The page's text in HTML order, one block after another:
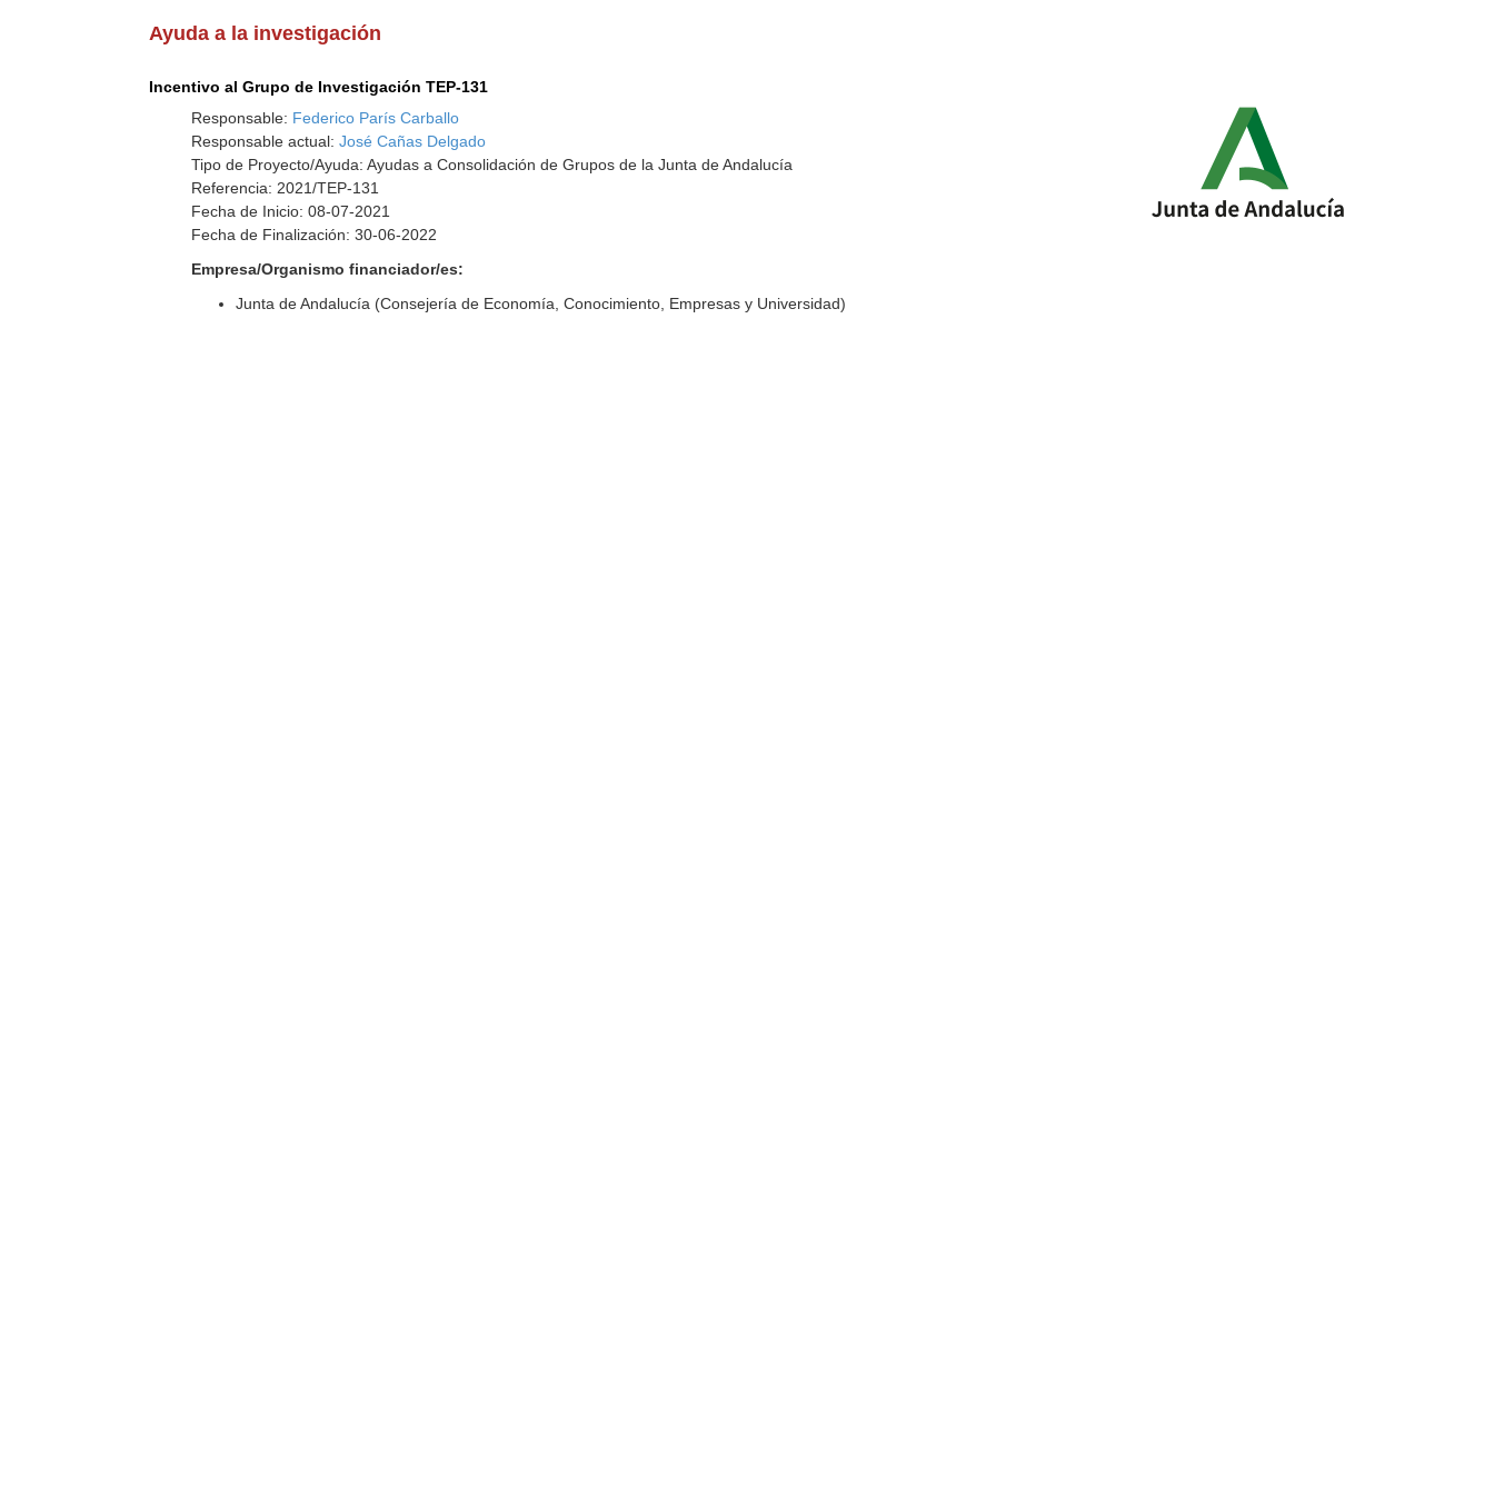
Ayuda a la investigación
Incentivo al Grupo de Investigación TEP-131
Responsable: Federico París Carballo
Responsable actual:José Cañas Delgado
Tipo de Proyecto/Ayuda: Ayudas a Consolidación de Grupos de la Junta de Andalucía
Referencia: 2021/TEP-131
Fecha de Inicio: 08-07-2021
Fecha de Finalización: 30-06-2022
Empresa/Organismo financiador/es:
Junta de Andalucía (Consejería de Economía, Conocimiento, Empresas y Universidad)